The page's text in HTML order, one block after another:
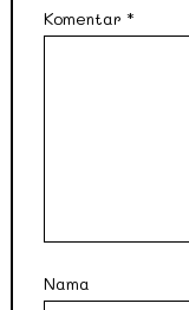
Komentar *
Nama